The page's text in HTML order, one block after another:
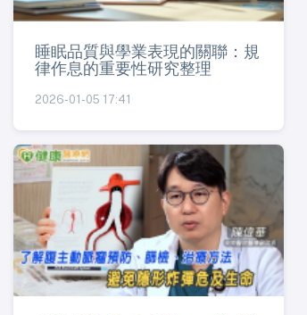
睡眠品質與學業表現的關聯：規
律作息的重要性研究整理
2026-01-05 17:41